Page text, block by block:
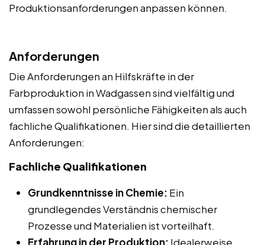
Produktionsanforderungen anpassen können.
Anforderungen
Die Anforderungen an Hilfskräfte in der
Farbproduktion in Wadgassen sind vielfältig und
umfassen sowohl persönliche Fähigkeiten als auch
fachliche Qualifikationen. Hier sind die detaillierten
Anforderungen:
Fachliche Qualifikationen
Grundkenntnisse in Chemie: Ein
grundlegendes Verständnis chemischer
Prozesse und Materialien ist vorteilhaft.
Erfahrung in der Produktion: Idealerweise